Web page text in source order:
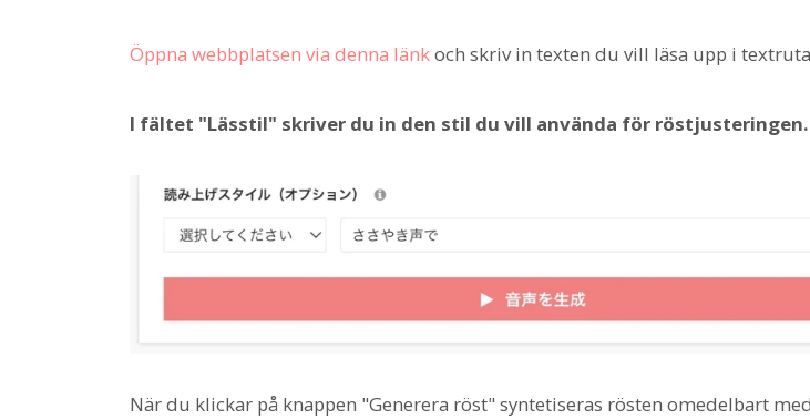
Öppna webbplatsen via denna länkoch skriv in texten du vill läsa upp i
I fältet "Lässtil" skriver du in den stil du vill använda för röstjusteringen.
När du klickar på knappen "Generera röst" syntetiseras rösten omedelbart